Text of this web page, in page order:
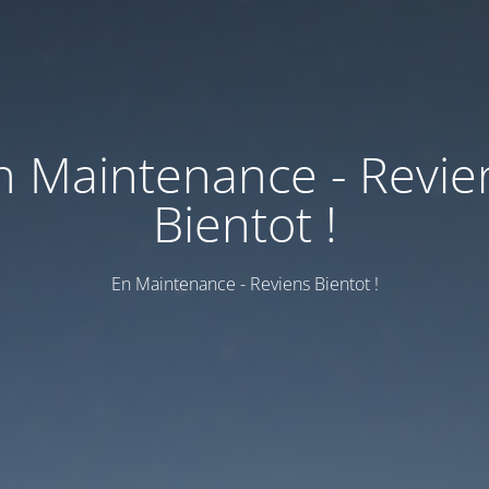
Maintenance -
Bientot !
En Maintenance - Reviens Bientot !